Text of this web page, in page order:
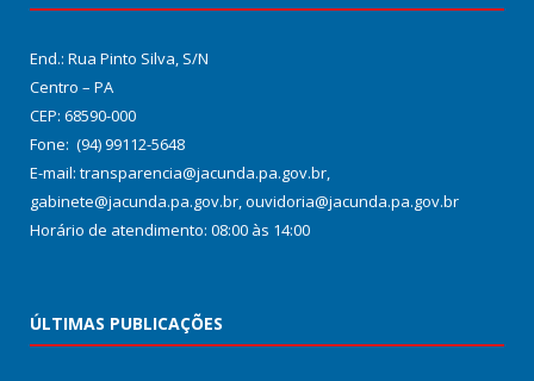
End.: Rua Pinto Silva, S/N
Centro – PA
CEP: 68590-000
Fone: (94) 99112-5648
E-mail: transparencia@jacunda.pa.gov.br,
gabinete@jacunda.pa.gov.br, ouvidoria@jacunda.pa.gov.br
Horário de atendimento: 08:00 às 14:00
ÚLTIMAS PUBLICAÇÕES